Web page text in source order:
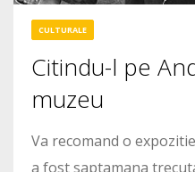
CULTURALE
Citindu-l pe
muzeu
Va recomand o
a fost saptamana